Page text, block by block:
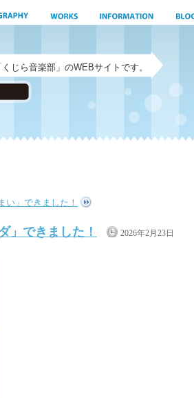
じら音楽部」のWEBサイトです。
い」できました！
」できました！
2026年2月23日